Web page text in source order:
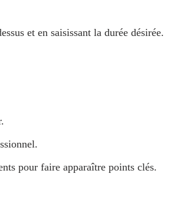
et en saisissant la durée désirée.
pour faire apparaître points clés.